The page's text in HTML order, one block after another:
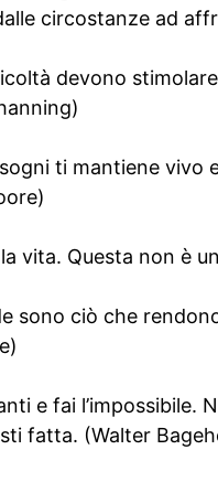
circostanze ad
devono
ti mantiene vivo
vita. Questa non è
sono ciò che
e fai l’impossibile.
fatta. (Walter